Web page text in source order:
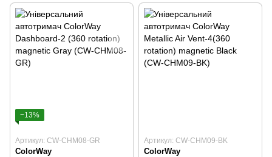
−13%
Артикул: CW-CHM08-GR
ColorWay
Артикул: CW-CHM09-BK
ColorWay